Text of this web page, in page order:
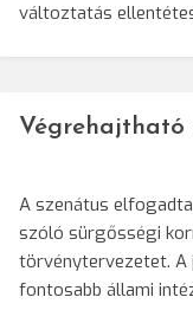
változtatás
Végrehajtható
A szenátus
szóló sürgősségi
törvénytervezetet. A
fontosabb állami